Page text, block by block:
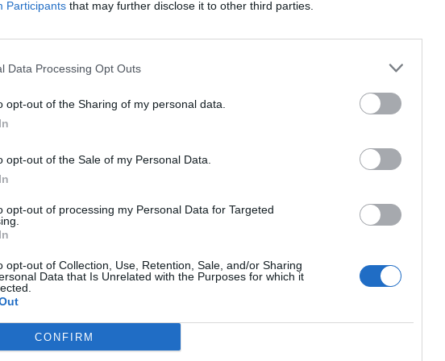
Participants that may further disclose it to other third parties.
Data Processing Opt Outs
opt-out of the Sharing of my personal data.
opt-out of the Sale of my Personal Data.
opt-out of processing my Personal Data for Targeted
opt-out of Collection, Use, Retention, Sale, and/or Sharing
Data that Is Unrelated with the Purposes for which it
CONFIRM
Dancing Star Night
29/06/2026
25/06/2026
16/06/2026